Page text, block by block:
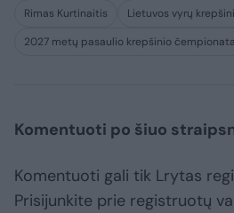
Rimas Kurtinaitis
Lietuvos vyrų
2027 metų pasaulio krepšinio
Komentuoti po šiuo
Komentuoti gali tik Lrytas
Prisijunkite prie registruotų